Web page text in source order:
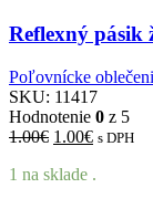
Reflexný pásik
Poľovnícke
SKU: 11417
Hodnotenie 0 z 5
1.00€ Pôvodná
bola:
1.00€Aktuálna
je:
s DPH
1 na sklade .